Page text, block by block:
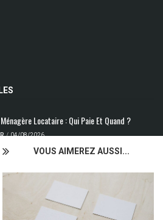
VOUS AIMEREZ AUSSI...
Locataire : Qui Paie Et Quand ?
/ 04/08/2026
Ce Que L’analyse SWOT ?
De Visite : Les Dimensions À Découvrir